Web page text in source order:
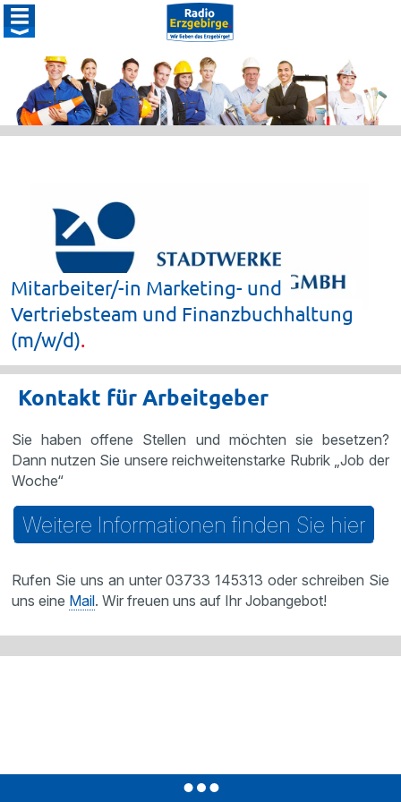
Mitarbeiter/-in Marketing- und
Vertriebsteam und Finanzbuchhaltung
(m/w/d)
Kontakt für Arbeitgeber
Sie haben offene Stellen und möchten sie besetzen?
Dann nutzen Sie unsere reichweitenstarke Rubrik „Job der
Woche“
Weitere Informationen finden Sie hier
Rufen Sie uns an unter 03733 145313 oder schreiben Sie
uns eine Mail. Wir freuen uns auf Ihr Jobangebot!